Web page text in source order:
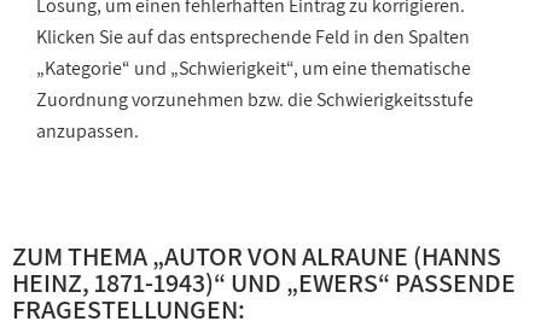
Lösung, um einen fehlerhaften Eintrag zu korrigieren.
Klicken Sie auf das entsprechende Feld in den Spalten
„Kategorie“ und „Schwierigkeit“, um eine thematische
Zuordnung vorzunehmen bzw. die Schwierigkeitsstufe
anzupassen.
ZUM THEMA „AUTOR VON ALRAUNE (HANNS
HEINZ, 1871-1943)“ UND „EWERS“ PASSENDE
FRAGESTELLUNGEN: